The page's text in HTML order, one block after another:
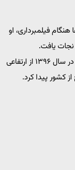
فیلمبرداری، او
نجات یافت.
در سال ۱۳۹۶ از ارتفاعی
از کشور پیدا کرد.